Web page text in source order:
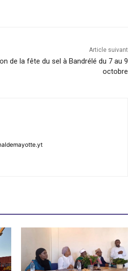
Article suivant
de la fête du sel à Bandrélé du 7 au 9
octobre